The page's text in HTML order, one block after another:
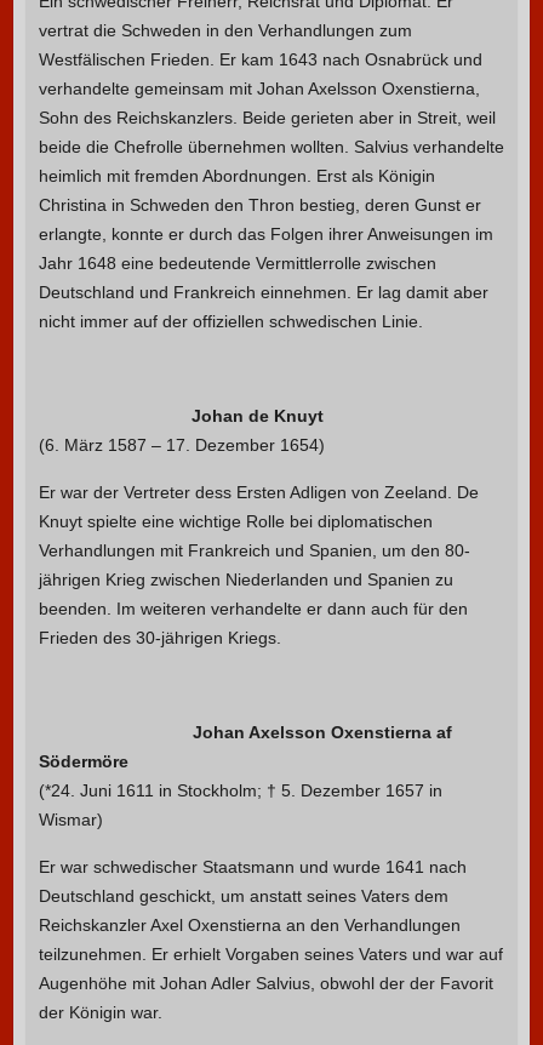
vertrat die Schweden in den Verhandlungen zum
Westfälischen Frieden. Er kam 1643 nach Osnabrück und
verhandelte gemeinsam mit Johan Axelsson Oxenstierna,
Sohn des Reichskanzlers. Beide gerieten aber in Streit, weil
beide die Chefrolle übernehmen wollten. Salvius verhandelte
heimlich mit fremden Abordnungen. Erst als Königin
Christina in Schweden den Thron bestieg, deren Gunst er
erlangte, konnte er durch das Folgen ihrer Anweisungen im
Jahr 1648 eine bedeutende Vermittlerrolle zwischen
Deutschland und Frankreich einnehmen. Er lag damit aber
nicht immer auf der offiziellen schwedischen Linie.
Johan de Knuyt
(6. März 1587 – 17. Dezember 1654)
Er war der Vertreter dess Ersten Adligen von Zeeland. De
Knuyt spielte eine wichtige Rolle bei diplomatischen
Verhandlungen mit Frankreich und Spanien, um den 80-
jährigen Krieg zwischen Niederlanden und Spanien zu
beenden. Im weiteren verhandelte er dann auch für den
Frieden des 30-jährigen Kriegs.
Johan Axelsson Oxenstierna af
Södermöre
(*24. Juni 1611 in Stockholm; † 5. Dezember 1657 in
Wismar)
Er war schwedischer Staatsmann und wurde 1641 nach
Deutschland geschickt, um anstatt seines Vaters dem
Reichskanzler Axel Oxenstierna an den Verhandlungen
teilzunehmen. Er erhielt Vorgaben seines Vaters und war auf
Augenhöhe mit Johan Adler Salvius, obwohl der der Favorit
der Königin war.